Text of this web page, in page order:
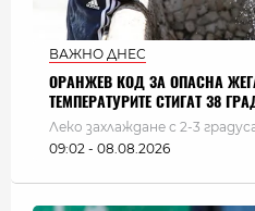
ВАЖНО ДНЕС
ОРАНЖЕВ КОД ЗА ОПАСНА
ТЕМПЕРАТУРИТЕ СТИГАТ 38
Леко захлаждане с 2-3
09:02 - 08.08.2026